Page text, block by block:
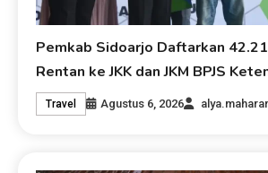
Pemkab Sidoarjo Daftarkan
Rentan ke JKK dan JKM BPJS
Travel Agustus 6, 2026